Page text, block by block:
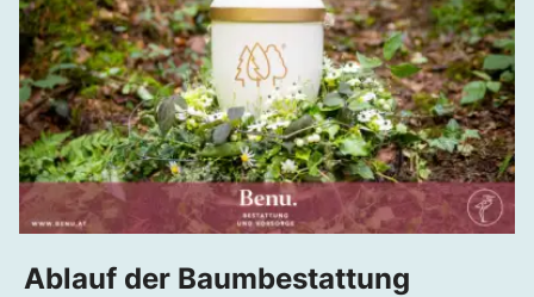
Ablauf der Baumbestattung